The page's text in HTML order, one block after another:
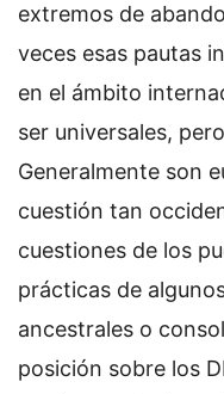
extremos de
veces esas pautas
en el ámbito
ser universales,
Generalmente son
cuestión tan
cuestiones de los
prácticas de
ancestrales o
posición sobre los